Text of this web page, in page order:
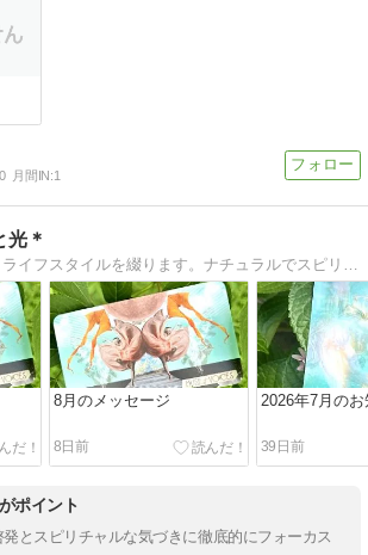
0 月間IN:1
光＊
天使のお仕事とライフスタイルを綴ります。ナチュラルでスピリチュアルな美しい生活をめざして、たのしくかがやく毎日を。
8月のメッセージ
8日前
2026年7月の
39日前
ポイント
発とスピリチャルな気づきに徹底的にフォーカス